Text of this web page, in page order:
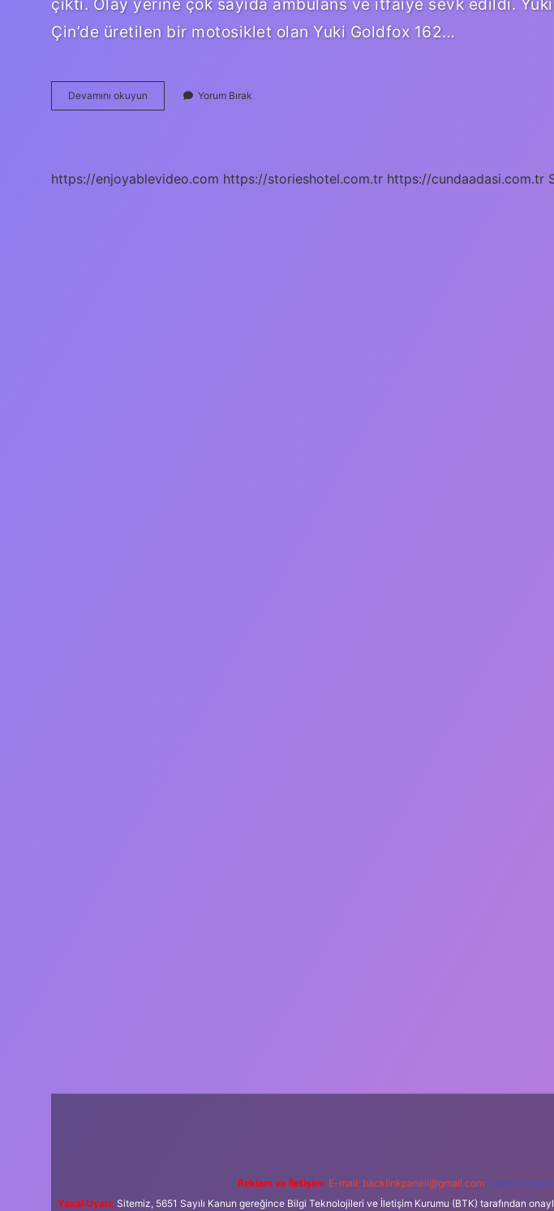
Çin’de üretilen bir motosiklet olan Yuki Goldfox 162…
Devamını okuyun
Motor
Yorum Bırak
https://enjoyablevideo.com https://storieshotel.com.tr https://cundaadasi.com.tr
Reklam ve İletişim: E-mail: backlinkpaneli@gmail.com Teams:
Yasal Uyarı: Sitemiz, 5651 Sayılı Kanun gereğince Bilgi Teknolojileri ve İletişim Kurumu (BTK) tarafından